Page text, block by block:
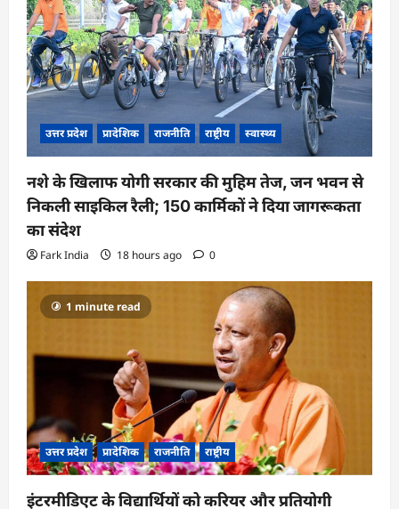
n
उत्तर प्रदेश प्रादेशिक राजनीति राष्ट्रीय स्वास्थ्य
नशे के खिलाफ योगी सरकार की मुहिम तेज, जन भवन से
निकली साइकिल रैली; 150 कार्मिकों ने दिया जागरूकता
का संदेश
Fark India 18 hours ago 0
1 minute read
उत्तर प्रदेश प्रादेशिक राजनीति राष्ट्रीय
इंटरमीडिएट के विद्यार्थियों को करियर और प्रतियोगी